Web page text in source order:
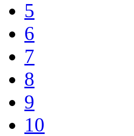
5
6
7
8
9
10